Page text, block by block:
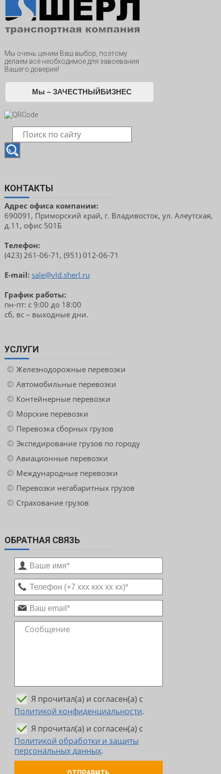
Мы очень ценим Ваш выбор, поэтому
делаем всё необходимое для завоевания
Вашего доверия!
Мы – ЗАЧЕСТНЫЙБИЗНЕС
КОНТАКТЫ
Адрес офиса компании:
690091, Приморский край, г. Владивосток, ул. Алеутская,
д.11, офис 501Б
Телефон:
(423) 261-06-71, (951) 012-06-71
E-mail: sale@vld.sherl.ru
График работы:
пн-пт: с 9:00 до 18:00
сб, вс – выходные дни.
УСЛУГИ
Железнодорожные перевозки
Автомобильные перевозки
Контейнерные перевозки
Морские перевозки
Перевозка сборных грузов
Экспедирование грузов по городу
Авиационные перевозки
Международные перевозки
Перевозки негабаритных грузов
Страхование грузов
ОБРАТНАЯ СВЯЗЬ
Я прочитал(а) и согласен(а) с
Политикой конфиденциальности.
Я прочитал(а) и согласен(а) с
Политикой обработки и защиты
персональных данных.